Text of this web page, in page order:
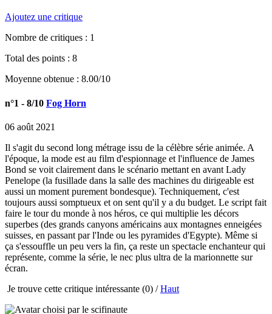
Ajoutez une critique
Nombre de critiques : 1
Total des points : 8
Moyenne obtenue : 8.00/10
n°1 - 8/10 Fog Horn
06 août 2021
Il s'agit du second long métrage issu de la célèbre série animée. A
l'époque, la mode est au film d'espionnage et l'influence de James
Bond se voit clairement dans le scénario mettant en avant Lady
Penelope (la fusillade dans la salle des machines du dirigeable est
aussi un moment purement bondesque). Techniquement, c'est
toujours aussi somptueux et on sent qu'il y a du budget. Le script fait
faire le tour du monde à nos héros, ce qui multiplie les décors
superbes (des grands canyons américains aux montagnes enneigées
suisses, en passant par l'Inde ou les pyramides d'Egypte). Même si
ça s'essouffle un peu vers la fin, ça reste un spectacle enchanteur qui
représente, comme la série, le nec plus ultra de la marionnette sur
écran.
Je trouve cette critique intéressante (0) /Haut